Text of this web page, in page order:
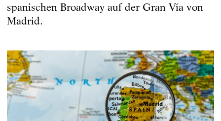
spanischen Broadway auf der Gran Vía von
Madrid.